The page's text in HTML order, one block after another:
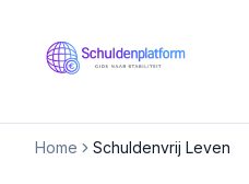
Home Schuldenvrij Leven